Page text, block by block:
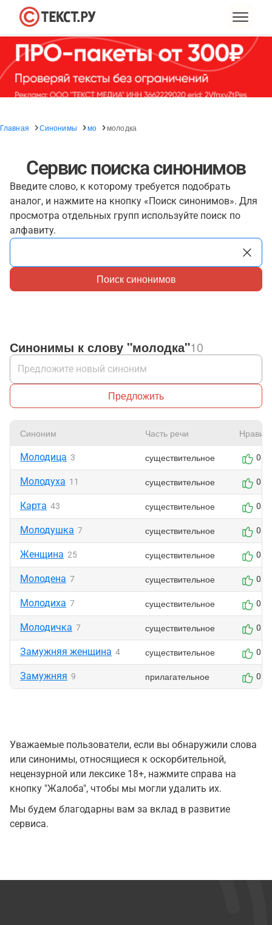
Главная Синонимы мо молодка
Сервис поиска синонимов
Введите слово, к которому требуется подобрать
аналог, и нажмите на кнопку «Поиск синонимов». Для
просмотра отдельных групп используйте поиск по
алфавиту.
Поиск синонимов
Синонимы к слову "молодка"10
Предложить
Синоним Часть речи
Молодица 3 существительное 0
Молодуха 11 существительное 0
Карта 43 существительное 0
Молодушка 7 существительное 0
Женщина 25 существительное 0
Молодена 7 существительное 0
Молодиха 7 существительное 0
Молодичка 7 существительное 0
Замужняя женщина 4 существительное 0
Замужняя 9 прилагательное 0
Уважаемые пользователи, если вы обнаружили слова
или синонимы, относящиеся к оскорбительной,
нецензурной или лексике 18+, нажмите справа на
кнопку "Жалоба", чтобы мы могли удалить их.
Мы будем благодарны вам за вклад в развитие
сервиса.